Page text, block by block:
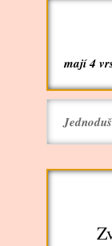
mají 4